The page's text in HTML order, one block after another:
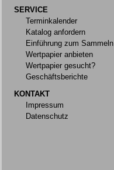
SERVICE
Terminkalender
Katalog anfordern
Einführung zum Sammeln
Wertpapier anbieten
Wertpapier gesucht?
Geschäftsberichte
KONTAKT
Impressum
Datenschutz